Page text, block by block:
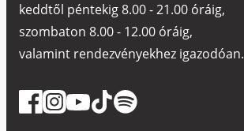
keddtől péntekig 8.00 - 21.00 óráig,
szombaton 8.00 - 12.00 óráig,
valamint rendezvényekhez igazodóan.